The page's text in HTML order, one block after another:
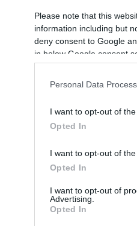
Please note that this
information including but
deny consent to Google
in below Google consent
Personal Data
I want to opt-out of
Opted In
I want to opt-out of
Opted In
I want to opt-out of
Advertising.
Opted In